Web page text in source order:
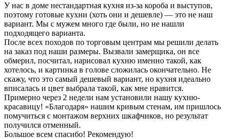
У нас в доме нестандартная кухня из-за короба и выступов,
поэтому готовые кухни (хоть они и дешевле) — это не наш
вариант. Мы с мужем много где были, но не нашли
подходящего варианта.
После всех походов по торговым центрам мы решили делать
на заказ под наши размеры. Вызвали замерщика, он все
обмерил, посчитал, нарисовал кухню именно такой, как
хотелось, и картинка в голове сложилась окончательно. Не
скажу, что это самый дешевый вариант, но кухня идеально
вписалась и цвет выбрала такой, как мне нравится.
Примерно через 2 недели нам установили нашу кухню-
красавицу! «Благодаря» нашим кривым стенам, им пришлось
помучиться с монтажом верхних шкафчиков, но результат
получился отменный.
Большое всем спасибо! Рекомендую!